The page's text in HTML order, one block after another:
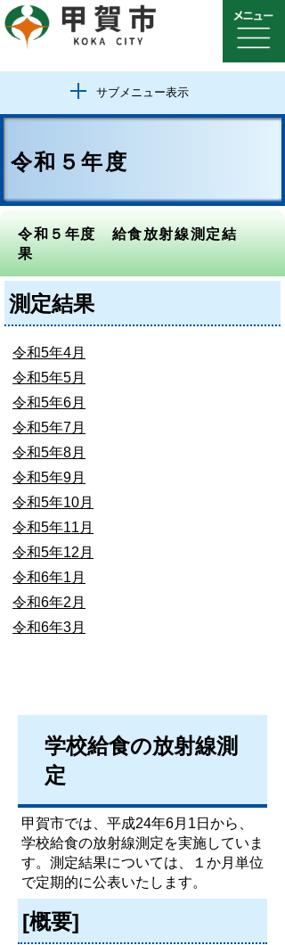
サブメニュー表示
令和５年度
令和５年度 給食放射線測定結
果
測定結果
令和5年4月
令和5年5月
令和5年6月
令和5年7月
令和5年8月
令和5年9月
令和5年10月
令和5年11月
令和5年12月
令和6年1月
令和6年2月
令和6年3月
学校給食の放射線測
定
甲賀市では、平成24年6月1日から、
学校給食の放射線測定を実施していま
す。測定結果については、１か月単位
で定期的に公表いたします。
[概要]